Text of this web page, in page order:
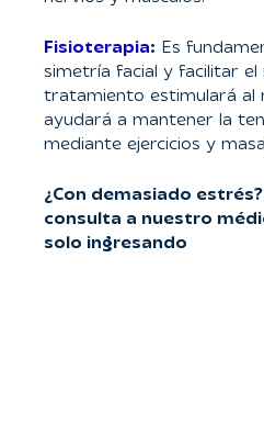
Fisioterapia: Es
simetría facial y facilitar
tratamiento estimulará al
ayudará a mantener la
mediante ejercicios y
¿Con demasiado
consulta a nuestro
solo ingresando